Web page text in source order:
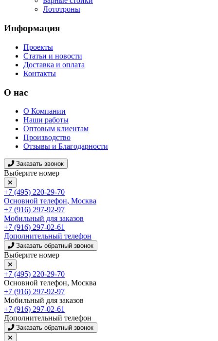
Лототроны
Информация
Проекты
Статьи и новости
Доставка и оплата
Контакты
О нас
О Компании
Наши работы
Оптовым клиентам
Производство
Отзывы и Благодарности
Заказать звонок
Выберите номер
+7 (495) 220-29-70
Основной телефон, Москва
+7 (916) 297-92-97
Мобильный для заказов
+7 (916) 297-02-61
Дополнительный телефон
Заказать обратный звонок
Выберите номер
+7 (495) 220-29-70
Основной телефон, Москва
+7 (916) 297-92-97
Мобильный для заказов
+7 (916) 297-02-61
Дополнительный телефон
Заказать обратный звонок